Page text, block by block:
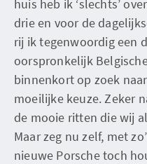
huis heb ik ‘slechts’
drie en voor de
rij ik tegenwoordig een
oorspronkelijk
binnenkort op zoek
moeilijke keuze. Zeker
de mooie ritten die wij
Maar zeg nu zelf, met
nieuwe Porsche toch